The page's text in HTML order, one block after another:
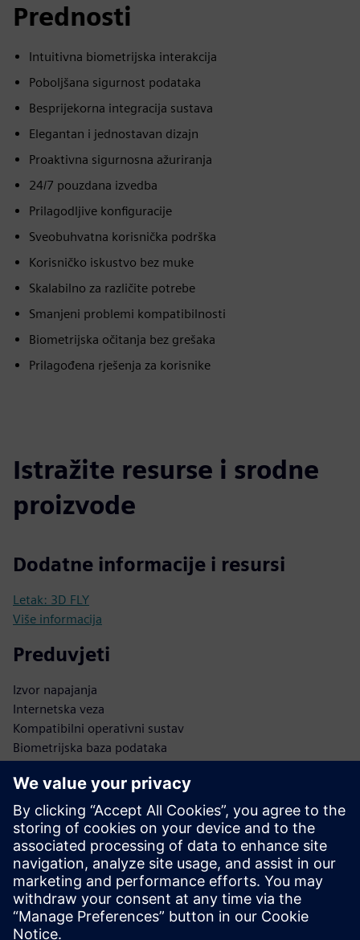
Prednosti
Intuitivna biometrijska interakcija
Poboljšana sigurnost podataka
Besprijekorna integracija sustava
Elegantan i jednostavan dizajn
Proaktivna sigurnosna ažuriranja
24/7 pouzdana izvedba
Prilagodljive konfiguracije
Sveobuhvatna korisnička podrška
Korisničko iskustvo bez muke
Skalabilno za različite potrebe
Smanjeni problemi kompatibilnosti
Biometrijska očitanja bez grešaka
Prilagođena rješenja za korisnike
Istražite resurse i srodne
proizvode
Dodatne informacije i resursi
Letak: 3D FLY
Više informacija
Preduvjeti
Izvor napajanja
Internetska veza
Kompatibilni operativni sustav
Biometrijska baza podataka
Integracijski APIs
Administratorski pristup
Ažuriranja softvera
Mrežna infrastruktura
Security protokoli
Baza podataka korisnika
Protokoli provjere autentičnosti